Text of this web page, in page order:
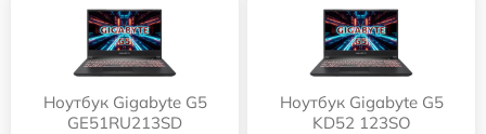
Ноутбук Gigabyte G5
GE51RU213SD
Ноутбук Gigabyte G5
KD52 123SO